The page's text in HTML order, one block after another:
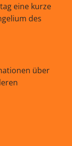
eine kurze
des
über